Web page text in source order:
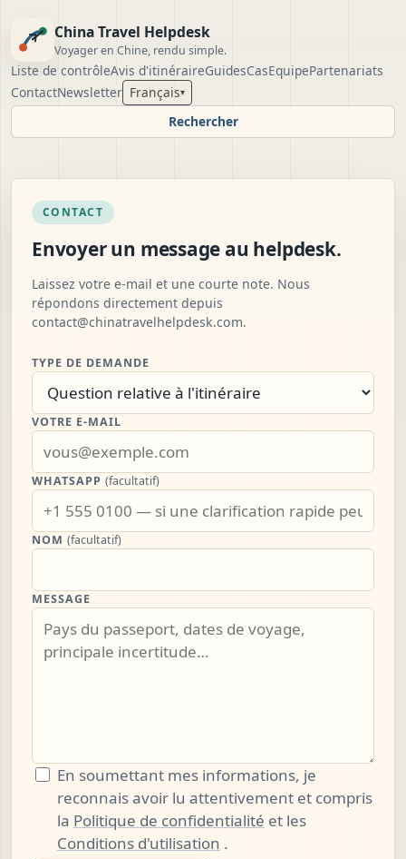
China Travel Helpdesk
Voyager en Chine, rendu simple.
Liste de contrôleAvis d'itinéraireGuidesCasEquipePartenariats
ContactNewsletter Français▾
Rechercher
CONTACT
Envoyer un message au helpdesk.
Laissez votre e-mail et une courte note. Nous
répondons directement depuis
contact@chinatravelhelpdesk.com.
TYPE DE DEMANDE
VOTRE E-MAIL
WHATSAPP (facultatif)
NOM (facultatif)
MESSAGE
En soumettant mes informations, je
reconnais avoir lu attentivement et compris
la Politique de confidentialité et les
Conditions d'utilisation .